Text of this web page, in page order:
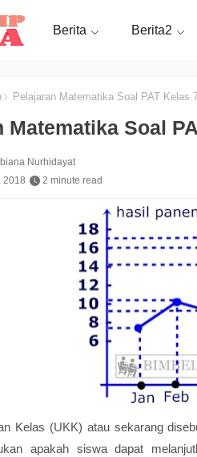
Berita Berita2
Pelajaran Matematika Soal PAT Kelas
Matematika Soal
Nurhidayat
2018
2 minute read
Kelas (UKK) atau sekarang
apakah siswa dapat